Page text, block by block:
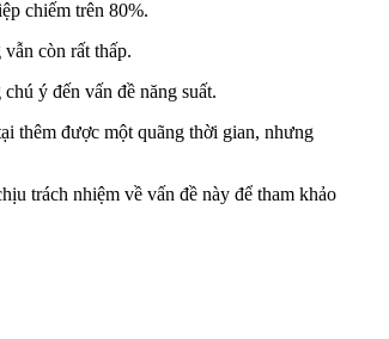
chiếm trên 80%.
còn rất thấp.
ý đến vấn đề năng suất.
thêm được một quãng thời gian, nhưng
trách nhiệm về vấn đề này để tham khảo